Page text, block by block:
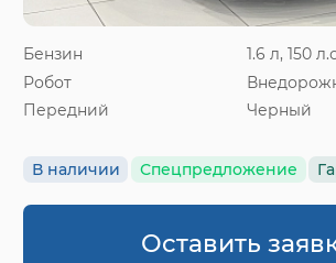
Бензин
1.6 л, 150
Робот
Передний
Черный
В наличии Спецпредложение
Оставить